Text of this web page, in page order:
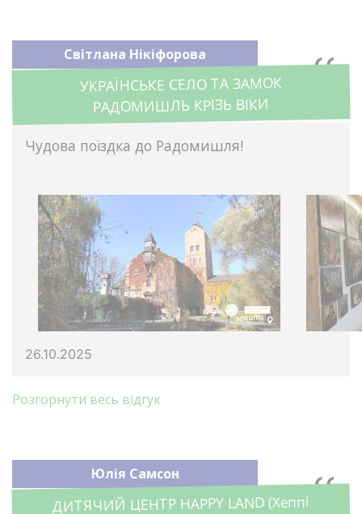
УКРАЇНСЬКЕ СЕЛО ТА ЗАМОК
РАДОМИШЛЬ КРІЗЬ ВІКИ
Чудова поїздка до Радомишля!
26.10.2025
Розгорнути весь відгук
Світлана Нікіфорова
ДИТЯЧИЙ ЦЕНТР HAPPY LAND (Хеппі
Юлія Самсон